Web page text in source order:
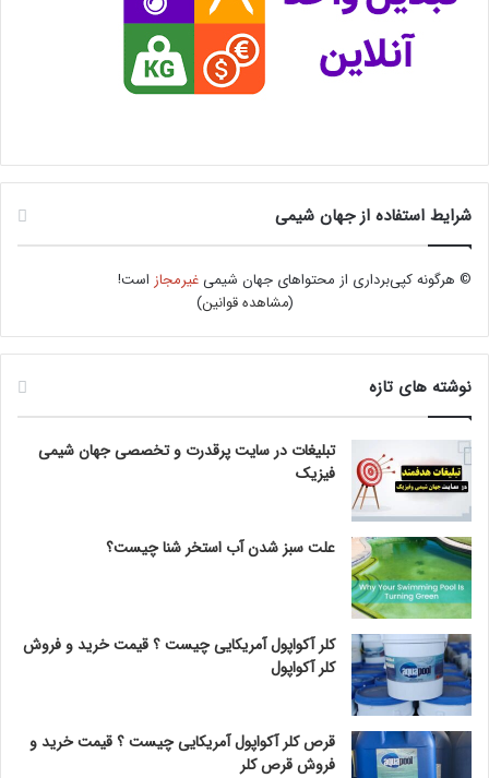
شرایط استفاده از جهان شیمی
© هرگونه کپی‌برداری از محتواهای جهان شیمیغیرمجاز است!
(مشاهده قوانین)
نوشته های تازه
تبلیغات در سایت پرقدرت و تخصصی جهان شیمی
فیزیک
علت سبز شدن آب استخر شنا چیست؟
کلر آکواپول آمریکایی چیست ؟ قیمت خرید و فروش
کلر آکواپول
قرص کلر آکواپول آمریکایی چیست ؟ قیمت خرید و
فروش قرص کلر